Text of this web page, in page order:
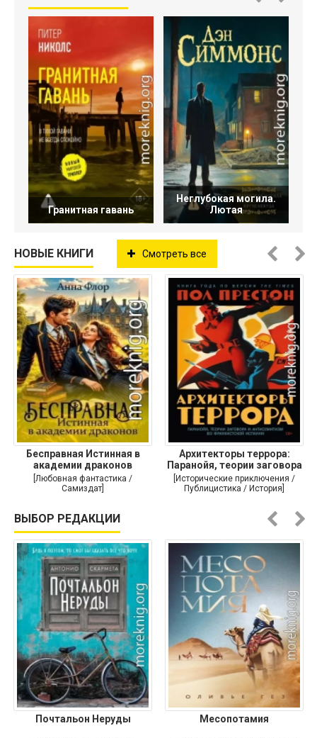
Гранитная гавань
Неглубокая могила.
Лютая
НОВЫЕ КНИГИ Смотреть все
Бесправная Истинная в
академии драконов
[Любовная фантастика /
Самиздат]
Архитекторы террора:
Паранойя, теории заговора
и
[Исторические приключения /
Публицистика / История]
ВЫБОР РЕДАКЦИИ
Почтальон Неруды Месопотамия